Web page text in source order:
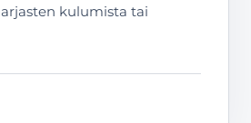
kulumista tai